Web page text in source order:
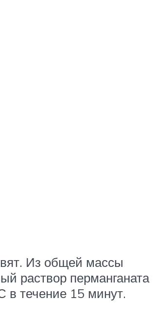
Из общей массы
раствор перманганата
в течение 15 минут.